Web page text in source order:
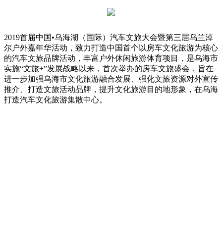
2019首届中国•乌海湖（国际）汽车文旅大会暨第三届乌兰淖
尔户外嘉年华活动，致力打造中国首个以房车文化旅游为核心
的汽车文旅品牌活动，丰富户外休闲旅游体育项目，是乌海市
实施“文旅+”发展战略以来，首次举办的房车文旅盛会，旨在
进一步加强乌海市文化旅游融合发展、强化文旅资源对外宣传
推介、打造文旅活动品牌，提升文化旅游目的地形象，在乌海
打造汽车文化旅游集散中心。